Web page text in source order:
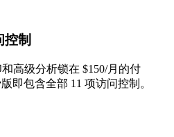
制
高级分析锁在 $150/月的付
即包含全部 11 项访问控制。